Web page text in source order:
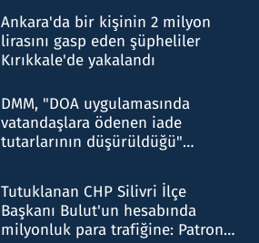
Ankara'da bir kişinin 2 milyon
lirasını gasp eden şüpheliler
Kırıkkale'de yakalandı
DMM, "DOA uygulamasında
vatandaşlara ödenen iade
tutarlarının düşürüldüğü"
Tutuklanan CHP Silivri İlçe
Başkanı Bulut'un hesabında
milyonluk para trafiğine: Patron